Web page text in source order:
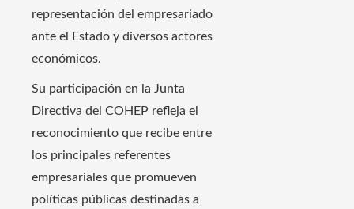
representación del empresariado
ante el Estado y diversos actores
económicos.
Su participación en la Junta
Directiva del COHEP refleja el
reconocimiento que recibe entre
los principales referentes
empresariales que promueven
políticas públicas destinadas a